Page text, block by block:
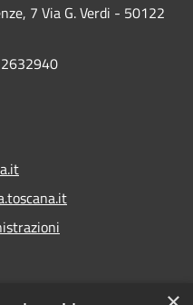
7 Via G. Verdi - 50122